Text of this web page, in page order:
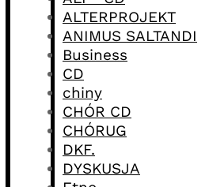
ALTERPROJEKT
ANIMUS SALTANDI
Business
CD
chiny
CHÓR CD
CHÓRUG
DKF.
DYSKUSJA